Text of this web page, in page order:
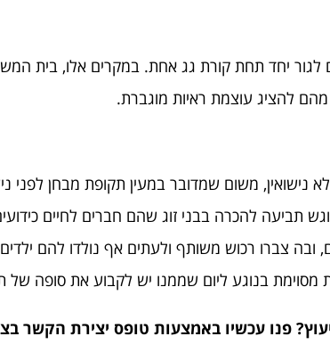
לגור יחד תחת קורת גג אחת. במקרים אלו, בית
להציג עוצמת ראיות מוגברת.
נישואין, משום שמדובר במעין תקופת מבחן לפני
תוגש תביעה להכרה בבני זוג שהם חברים לחיים
ובה צברו רכוש משותף ולעתים אף נולדו להם
מסוימת בנוגע ליום שממנו יש לקבוע את סופה של
פנו עכשיו באמצעות טופס יצירת הקשר